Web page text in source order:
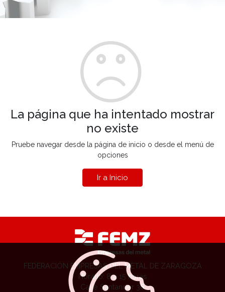
La página que ha intentado mostrar
no existe
Pruebe navegar desde la página de inicio o desde el menú de
opciones
Ir a Inicio
FEDERACIÓN EMPRESAS DEL METAL DE ZARAGOZA
Horario: 8 a 15 horas
Calle Santander 36